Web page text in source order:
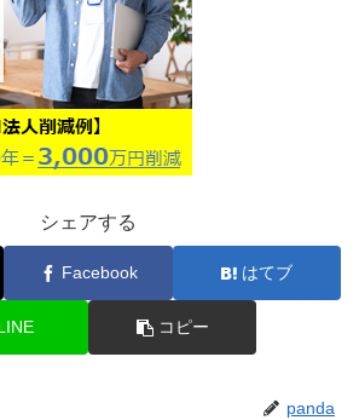
シェアする
Facebook はてブ
コピー
panda